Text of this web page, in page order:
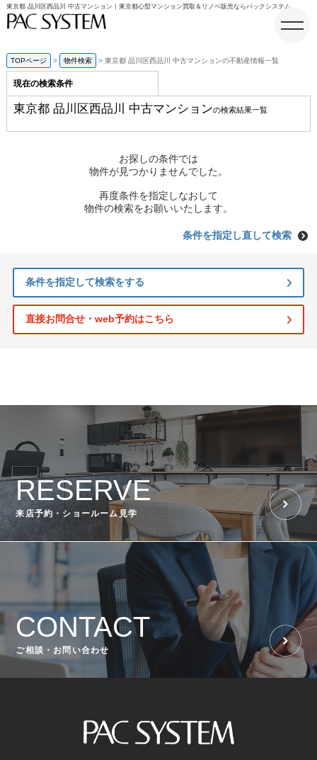
東京都 品川区西品川 中古マンション｜東京都心型マンション買取＆リノベ販売ならパックシステム
TOPページ 物件検索 東京都 品川区西品川 中古マンションの不動産情報一覧
現在の検索条件
東京都 品川区西品川 中古マンションの検索結果一覧
お探しの条件では
物件が見つかりませんでした。
再度条件を指定しなおして
物件の検索をお願いいたします。
条件を指定し直して検索
条件を指定して検索をする
直接お問合せ・web予約はこちら
RESERVE
来店予約・ショールーム見学
CONTACT
ご相談・お問い合わせ